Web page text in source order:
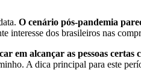
O cenário pós-pandemia
interesse dos brasileiros nas
em alcançar as pessoas certas
A dica principal para este